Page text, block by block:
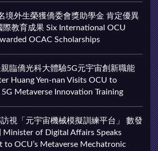
境外生榮獲僑委會獎助學金 肯定優異
際教育成果 Six International OCU
OCAC Scholarships
臨僑光科大體驗5G元宇宙創新職能
Huang Yen-nan Visits OCU to
5G Metaverse Innovation Training
視「元宇宙機械模擬訓練平台」 數發
Minister of Digital Affairs Speaks
to OCU’s Metaverse Mechatronic